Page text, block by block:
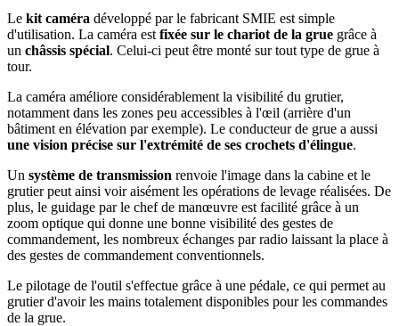
Le kit caméra développé par le fabricant SMIE est simple
d'utilisation. La caméra est fixée sur le chariot de la grue grâce à
un châssis spécial. Celui-ci peut être monté sur tout type de grue à
tour.
La caméra améliore considérablement la visibilité du grutier,
notamment dans les zones peu accessibles à l'œil (arrière d'un
bâtiment en élévation par exemple). Le conducteur de grue a aussi
une vision précise sur l'extrémité de ses crochets d'élingue.
Un système de transmission renvoie l'image dans la cabine et le
grutier peut ainsi voir aisément les opérations de levage réalisées. De
plus, le guidage par le chef de manœuvre est facilité grâce à un
zoom optique qui donne une bonne visibilité des gestes de
commandement, les nombreux échanges par radio laissant la place à
des gestes de commandement conventionnels.
Le pilotage de l'outil s'effectue grâce à une pédale, ce qui permet au
grutier d'avoir les mains totalement disponibles pour les commandes
de la grue.